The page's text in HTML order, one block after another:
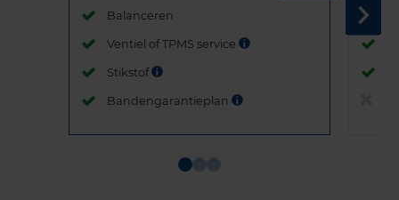
Balanceren
Ventiel of TPMS service
Stikstof
Bandengarantieplan